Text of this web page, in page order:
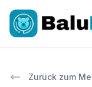
Zurück zum